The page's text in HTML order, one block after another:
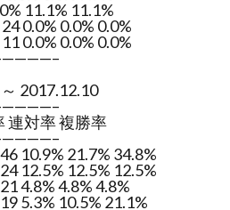
11.1% 11.1%
0.0% 0.0% 0.0%
0.0% 0.0% 0.0%
2017.12.10
連対率 複勝率
10.9% 21.7% 34.8%
12.5% 12.5% 12.5%
4.8% 4.8% 4.8%
5.3% 10.5% 21.1%